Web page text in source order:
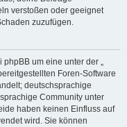
verstoßen oder geeignet
zuzufügen.
phpBB um eine unter der „
Foren-Software
deutschsprachige
Community unter
haben keinen Einfluss auf
wird. Sie können